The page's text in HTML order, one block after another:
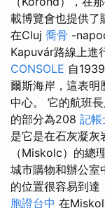
載博覽會也提供了
在Cluj 喬骨 -
Kapuvár路線上進
CONSOLE 自
爾斯海岸，這表明
中心。 它的航班
的部分為208 記帳
是它是在石灰凝灰
（Miskolc）的總
城市購物和辦公室
的位置很容易到達
胞證台中 在